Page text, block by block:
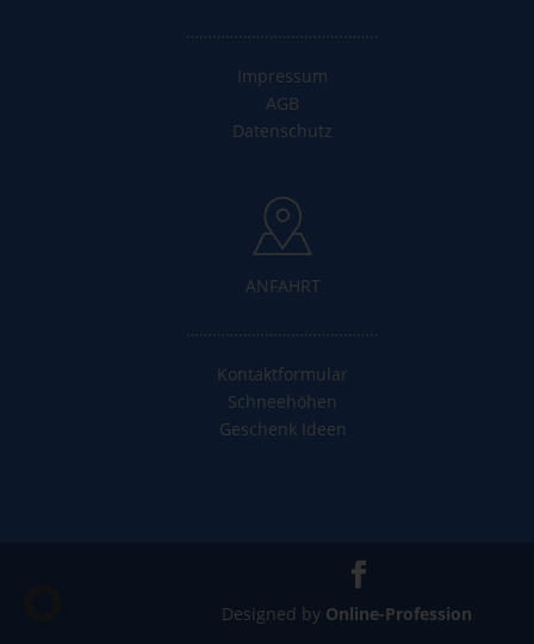
……………………………………..
Impressum
AGB
Datenschutz
ANFAHRT
……………………………………..
Kontaktformular
Schneehöhen
Geschenk Ideen
Designed by Online-Profession